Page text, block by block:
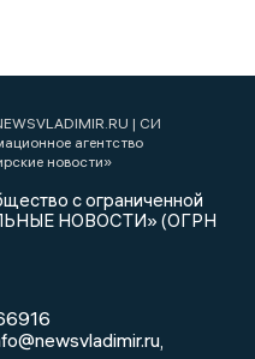
| СИ
агентство
новости»
с ограниченной
НОВОСТИ» (ОГРН
,